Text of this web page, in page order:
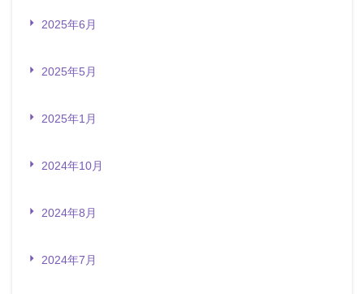
2025年6月
2025年5月
2025年1月
2024年10月
2024年8月
2024年7月